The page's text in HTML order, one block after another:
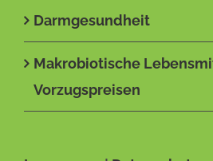
Darmgesundheit
Makrobiotische
Vorzugspreisen